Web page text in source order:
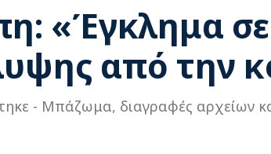
«Έγκλημα σε
από την
- Μπάζωμα, διαγραφές αρχείων